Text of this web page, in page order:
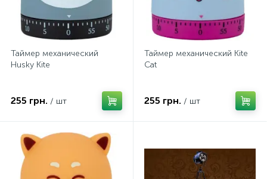
Таймер механический
Husky Kite
255 грн. / шт
Таймер механический Kite
Cat
255 грн. / шт